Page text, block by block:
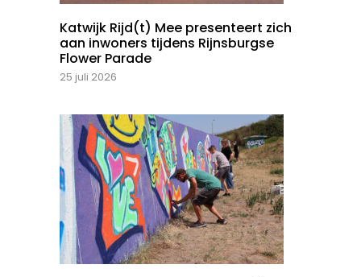
Katwijk Rijd(t) Mee presenteert zich
aan inwoners tijdens Rijnsburgse
Flower Parade
25 juli 2026